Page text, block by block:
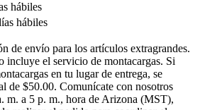
hábiles
hábiles
de envío para los artículos extragrandes.
incluye el servicio de montacargas. Si
en tu lugar de entrega, se
de $50.00. Comunícate con nosotros
m. a 5 p. m., hora de Arizona (MST),